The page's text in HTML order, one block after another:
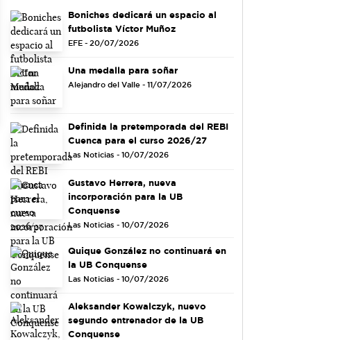
Boniches dedicará un espacio al
futbolista Víctor Muñoz
EFE - 20/07/2026
Una medalla para soñar
Alejandro del Valle - 11/07/2026
Definida la pretemporada del REBI
Cuenca para el curso 2026/27
Las Noticias - 10/07/2026
Gustavo Herrera, nueva
incorporación para la UB
Conquense
Las Noticias - 10/07/2026
Quique González no continuará en
la UB Conquense
Las Noticias - 10/07/2026
Aleksander Kowalczyk, nuevo
segundo entrenador de la UB
Conquense